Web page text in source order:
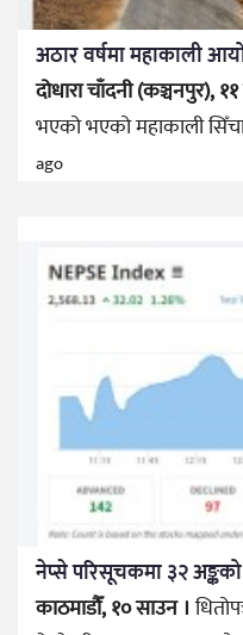
अठार वर्षमा महाकाली
दोधारा चाँदनी (कञ्चनपुर),
भएको भएको महाकाली
ago
नेप्से परिसूचकमा ३२ अङ्कको
काठमाडौँ, १० साउन ।